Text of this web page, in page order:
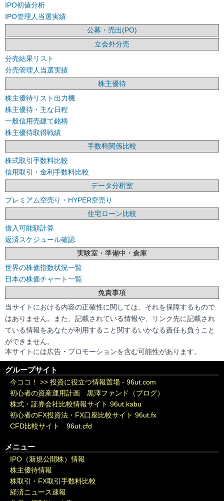
IPO初値分析
IPO管理人当選実績
公募・売出(PO)
立会外分売
分売結果リスト
分売管理人当選実績
株主優待
株主優待リスト出力機
株主優待・主な日程
一般信用売建て銘柄
株主優待取得戦績
手数料関係比較
株式取引手数料比較
信用取引・金利手数料比較
データ分析室
プレミアム空売り・HYPER空売り
住宅ローン比較
借入可能額計算
返済スケジュール確認
実験室・準備中・倉庫
世界の株価指数状況一覧
日本の株価チャート一覧
免責事項
当サイトにおける内容の正確性に関しては、それを保障するもので
はありません。また、記載されている情報や、リンク先に記載され
ている情報をあなたが利用すること関するいかなる責任も負うこと
ができません。
本サイトには広告・プロモーションを含む可能性があります。
グループサイト
今ココ！ >> 投資に役立つ情報置場 - 96ut.com
初心者の資産運用計画 黒澤ファンド（ブログ）
株式・証券会社比較情報サイト 96ut.kabu
初心者のFX投資法・FX口座比較サイト 96ut.fx
CFD比較サイト 96ut.cfd
メニュー
IPO（新規公開株）情報
株主優待情報
株取引・FX取引手数料比較
経済ニュース速報